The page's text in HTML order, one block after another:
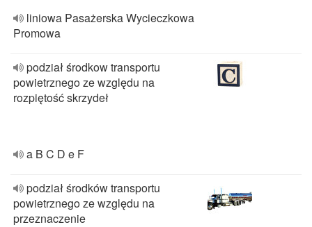
liniowa Pasażerska Wycieczkowa
Promowa
podział środkow transportu
powietrznego ze względu na
rozpiętość skrzydeł
a B C D e F
podział środków transportu
powietrznego ze względu na
przeznaczenie